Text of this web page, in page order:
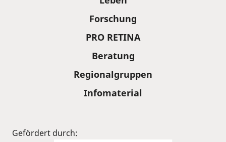
Forschung
PRO RETINA
Beratung
Regionalgruppen
Infomaterial
Gefördert durch: